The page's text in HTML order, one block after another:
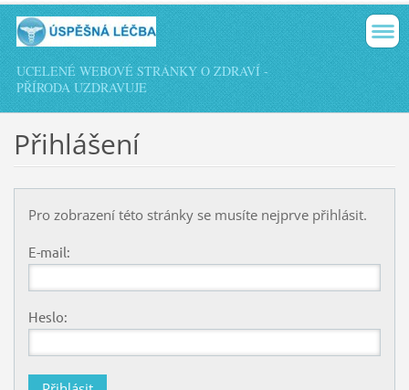
UCELENÉ WEBOVÉ STRÁNKY O ZDRAVÍ -
PŘÍRODA UZDRAVUJE
Přihlášení
Pro zobrazení této stránky se musíte nejprve přihlásit.
E-mail:
Heslo: